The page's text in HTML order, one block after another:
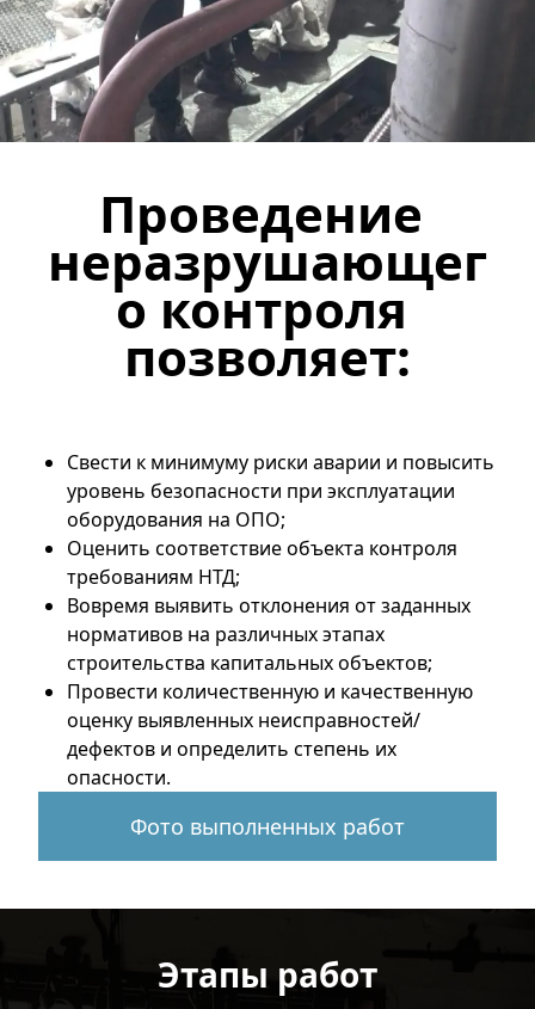
Проведение
неразрушающег
о контроля
позволяет:
Свести к минимуму риски аварии и повысить
уровень безопасности при эксплуатации
оборудования на ОПО;
Оценить соответствие объекта контроля
требованиям НТД;
Вовремя выявить отклонения от заданных
нормативов на различных этапах
строительства капитальных объектов;
Провести количественную и качественную
оценку выявленных неисправностей/
дефектов и определить степень их
опасности.
Фото выполненных работ
Этапы работ